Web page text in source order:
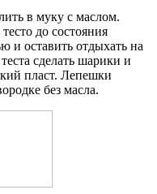
в муку с маслом.
до состояния
и оставить отдыхать на
сделать шарики и
пласт. Лепешки
без масла.